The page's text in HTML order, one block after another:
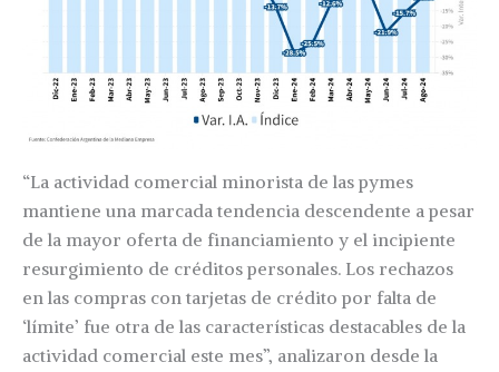
“La actividad comercial minorista de las pymes
mantiene una marcada tendencia descendente a pesar
de la mayor oferta de financiamiento y el incipiente
resurgimiento de créditos personales. Los rechazos
en las compras con tarjetas de crédito por falta de
‘límite’ fue otra de las características destacables de la
actividad comercial este mes”, analizaron desde la